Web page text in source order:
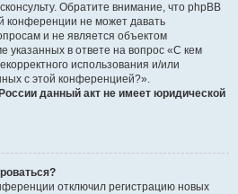
Обратите внимание, что phpBB
конференции не может давать
и не является объектом
указанных в ответе на вопрос «С кем
использования и/или
с этой конференцией?».
данный акт не имеет юридической
отключил регистрацию новых